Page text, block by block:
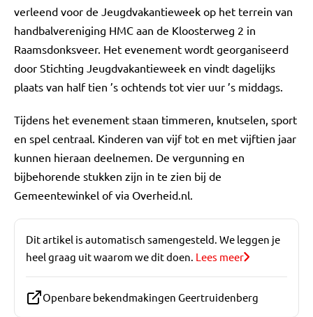
verleend voor de Jeugdvakantieweek op het terrein van
handbalvereniging HMC aan de Kloosterweg 2 in
Raamsdonksveer. Het evenement wordt georganiseerd
door Stichting Jeugdvakantieweek en vindt dagelijks
plaats van half tien ’s ochtends tot vier uur ’s middags.
Tijdens het evenement staan timmeren, knutselen, sport
en spel centraal. Kinderen van vijf tot en met vijftien jaar
kunnen hieraan deelnemen. De vergunning en
bijbehorende stukken zijn in te zien bij de
Gemeentewinkel of via Overheid.nl.
Dit artikel is automatisch samengesteld. We leggen je
heel graag uit waarom we dit doen. Lees meer
Openbare bekendmakingen Geertruidenberg